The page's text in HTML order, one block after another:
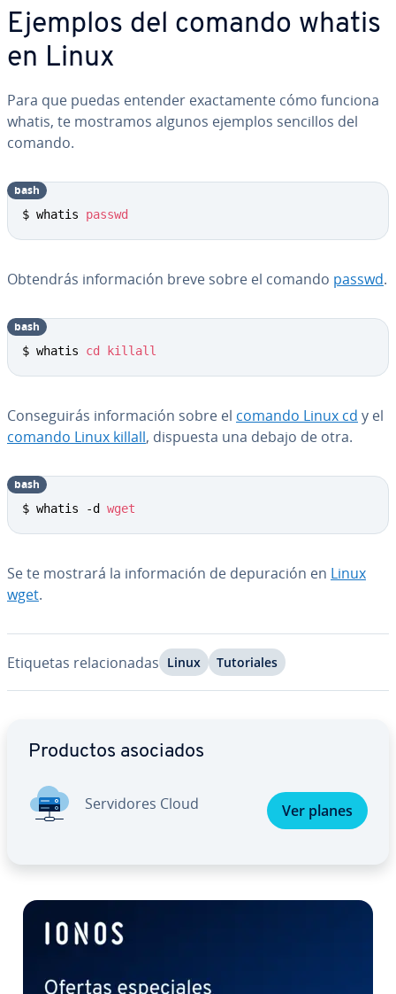
Ejemplos del comando whatis
en Linux
Para que puedas entender exac­ta­me­n­te cómo funciona
whatis, te mostramos algunos ejemplos sencillos del
comando.
$ whatis passwd
bash
Obtendrás in­fo­r­ma­ción breve sobre el comando passwd.
$ whatis cd killall
bash
Co­n­se­gui­rás in­fo­r­ma­ción sobre el comando Linux cd y el
comando Linux killall, dispuesta una debajo de otra.
$ whatis -d wget
bash
Se te mostrará la in­fo­r­ma­ción de de­pu­ra­ción en Linux
wget.
Etiquetas re­la­cio­na­das Linux Tu­to­ria­les
Productos asociados
Se­r­vi­do­res Cloud Ver planes